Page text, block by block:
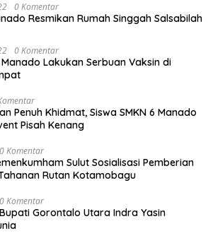
0 Komentar
Resmikan Rumah Singgah Salsabilah
0 Komentar
Lakukan Serbuan Vaksin di
Penuh Khidmat, Siswa SMKN 6 Manado
Pisah Kenang
0 Komentar
Sulut Sosialisasi Pemberian
Rutan Kotamobagu
0 Komentar
Gorontalo Utara Indra Yasin